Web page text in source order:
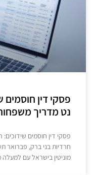
פסקי דין חוסמים
נט מדריך
פסקי דין חוסמים שידוכים:
חרדיות בני ברק, פברואר
מוניטין בישראל עם למעלה מ-20